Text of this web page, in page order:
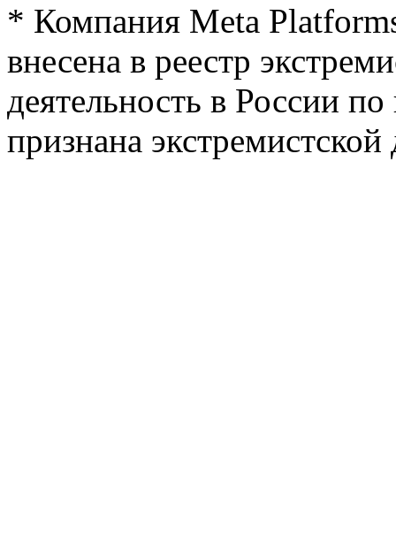
* Компания Meta
внесена в реестр
деятельность в России
признана